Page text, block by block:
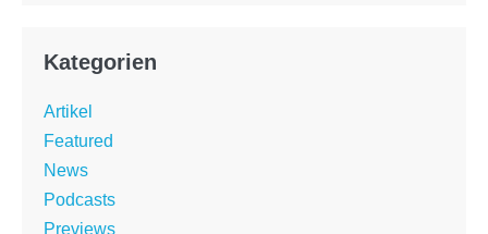
Kategorien
Artikel
Featured
News
Podcasts
Previews